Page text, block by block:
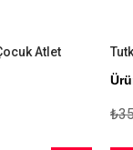
Atlet